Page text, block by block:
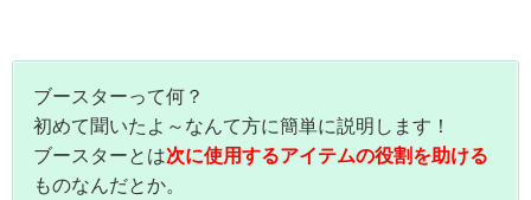
ブースターって何？
初めて聞いたよ～なんて方に簡単に説明します！
ブースターとは次に使用するアイテムの役割を助ける
ものなんだとか。